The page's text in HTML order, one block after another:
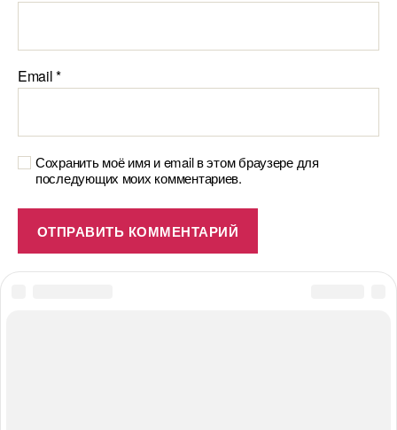
Email*
Сохранить моё имя и email в этом браузере для
последующих моих комментариев.